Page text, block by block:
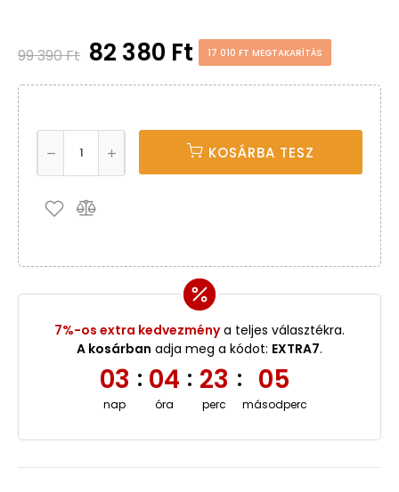
99 390 Ft 82 380 Ft 17 010 FT MEGTAKARÍTÁS
KOSÁRBA TESZ
7%-os extra kedvezménya teljes választékra.
A kosárban adja meg a kódot: EXTRA7.
03
nap
: 04
óra
: 23
perc
: 05
másodperc